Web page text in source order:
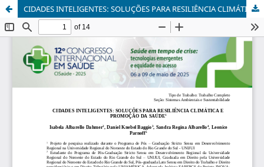
CIDADES INTELIGENTES: SOLUÇÕES PARA RESILIÊNCIA CLIMÁTICA E PROMOÇÃO DA SAÚDE